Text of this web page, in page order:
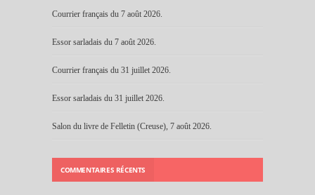
Courrier français du 7 août 2026.
Essor sarladais du 7 août 2026.
Courrier français du 31 juillet 2026.
Essor sarladais du 31 juillet 2026.
Salon du livre de Felletin (Creuse), 7 août 2026.
COMMENTAIRES RÉCENTS